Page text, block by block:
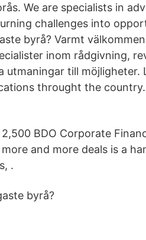
We are specialists in
challenges into
byrå? Varmt
inom rådgivning,
till möjligheter.
throught the country.
BDO Corporate
and more deals is a
.
byrå?